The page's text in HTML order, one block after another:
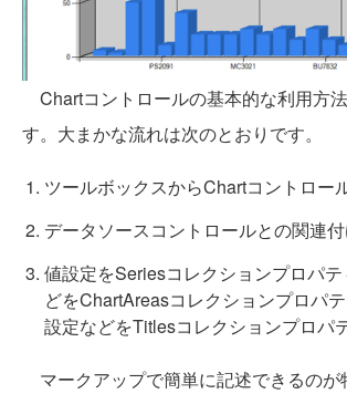
Chartコントロールの基本的な利用方
す。大まかな流れは次のとおりです。
ツールボックスからChartコントロー
データソースコントロールとの関連
値設定をSeriesコレクションプロパ
どをChartAreasコレクションプロパ
設定などをTitlesコレクションプロパ
マークアップで簡単に記述できるのが